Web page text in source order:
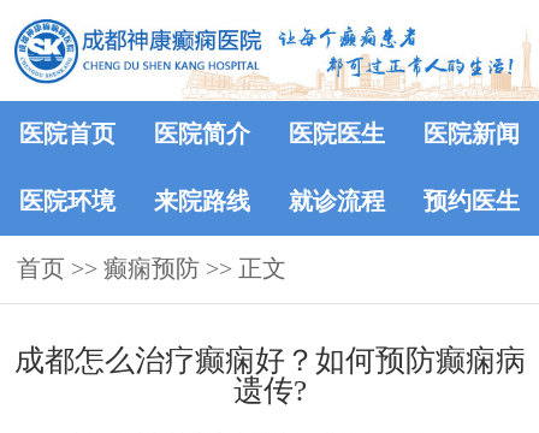
医院首页 医院简介 医院医生 医院新闻
医院环境 来院路线 就诊流程 预约医生
首页 >> 癫痫预防 >> 正文
成都怎么治疗癫痫好？如何预防癫痫病
遗传?